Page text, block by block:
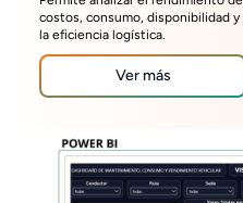
costos, consumo, disponibilidad
la eficiencia logística.
Ver más